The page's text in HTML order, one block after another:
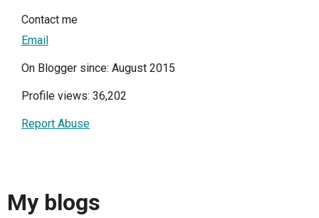
Contact me
Email
On Blogger since: August 2015
Profile views: 36,202
Report Abuse
My blogs